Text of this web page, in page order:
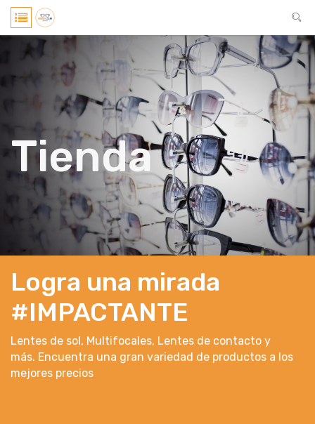
Tienda
Logra una mirada
#IMPACTANTE
Lentes de sol, Multifocales, Lentes de contacto y
más. Encuentra una gran variedad de productos a los
mejores precios